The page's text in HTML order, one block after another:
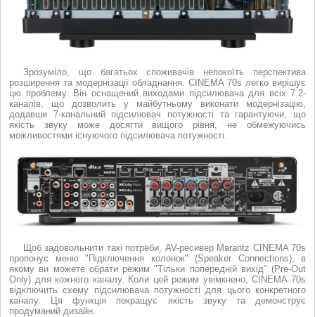
Зрозуміло, що багатьох споживачів непокоїть перспектива
розширення та модернізації обладнання. CINEMA 70s легко вирішує
цю проблему. Він оснащений виходами підсилювача для всіх 7.2-
каналів, що дозволить у майбутньому виконати модернізацію,
додавши 7-канальний підсилювач потужності та гарантуючи, що
якість звуку може досягти вищого рівня, не обмежуючись
можливостями існуючого підсилювача потужності.
Щоб задовольнити такі потреби, AV-ресивер Marantz CINEMA 70s
пропонує меню "Підключення колонок" (Speaker Connections), в
якому ви можете обрати режим "Тільки попередній вихід" (Pre-Out
Only) для кожного каналу. Коли цей режим увімкнено, CINEMA 70s
відключить схему підсилювача потужності для цього конкретного
каналу. Ця функція покращує якість звуку та демонструє
продуманий дизайн.